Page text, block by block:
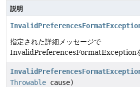
説明
指定された詳細メッセージで
InvalidPreferencesFormatExceptionを
Throwable cause)